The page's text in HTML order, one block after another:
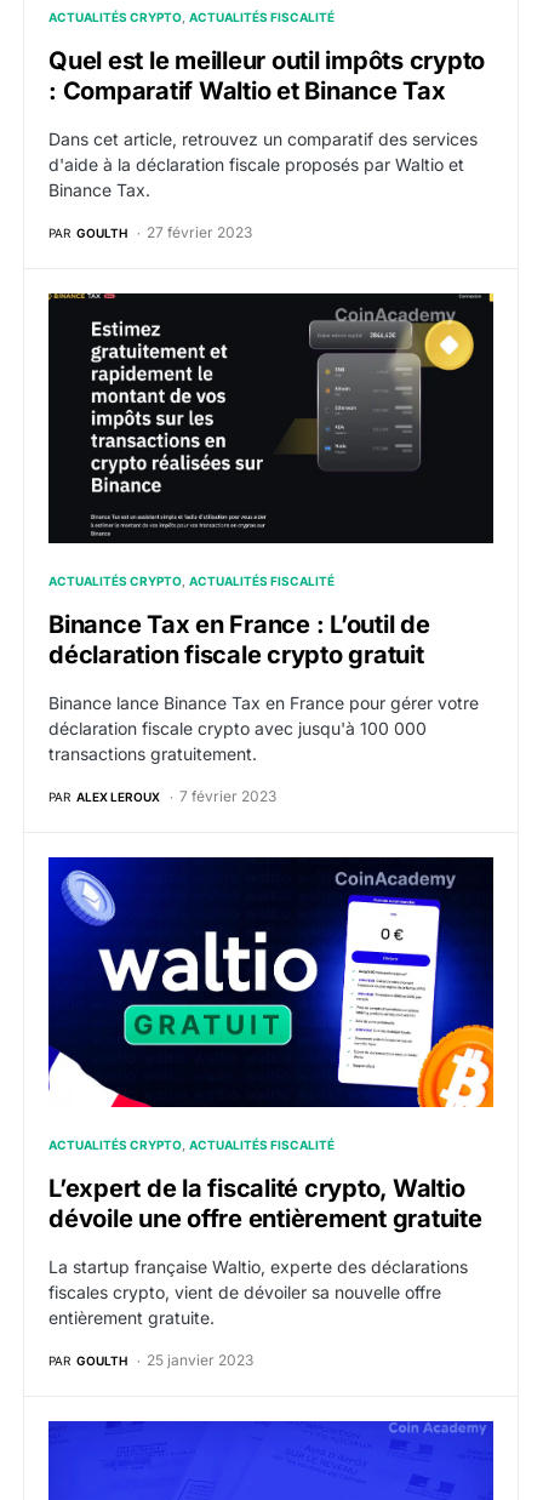
ACTUALITÉS CRYPTO ACTUALITÉS FISCALITÉ
Quel est le meilleur outil impôts crypto
: Comparatif Waltio et Binance Tax
Dans cet article, retrouvez un comparatif des services
d'aide à la déclaration fiscale proposés par Waltio et
Binance Tax.
PAR GOULTH 27 février 2023
Binance Tax en France : L’outil de déclaration fiscale
ACTUALITÉS CRYPTO ACTUALITÉS FISCALITÉ
Binance Tax en France : L’outil de
déclaration fiscale crypto gratuit
Binance lance Binance Tax en France pour gérer votre
déclaration fiscale crypto avec jusqu'à 100 000
transactions gratuitement.
PAR ALEX LEROUX 7 février 2023
L’expert de la fiscalité crypto, Waltio dévoile une
ACTUALITÉS CRYPTO ACTUALITÉS FISCALITÉ
L’expert de la fiscalité crypto, Waltio
dévoile une offre entièrement gratuite
La startup française Waltio, experte des déclarations
fiscales crypto, vient de dévoiler sa nouvelle offre
entièrement gratuite.
PAR GOULTH 25 janvier 2023
Réduire légalement ses impôts crypto avec Waltio :